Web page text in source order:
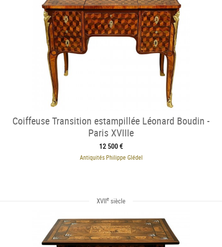
Coiffeuse Transition estampillée Léonard Boudin -
Paris XVIIIe
12 500 €
Antiquités Philippe Glédel
XVIIe siècle